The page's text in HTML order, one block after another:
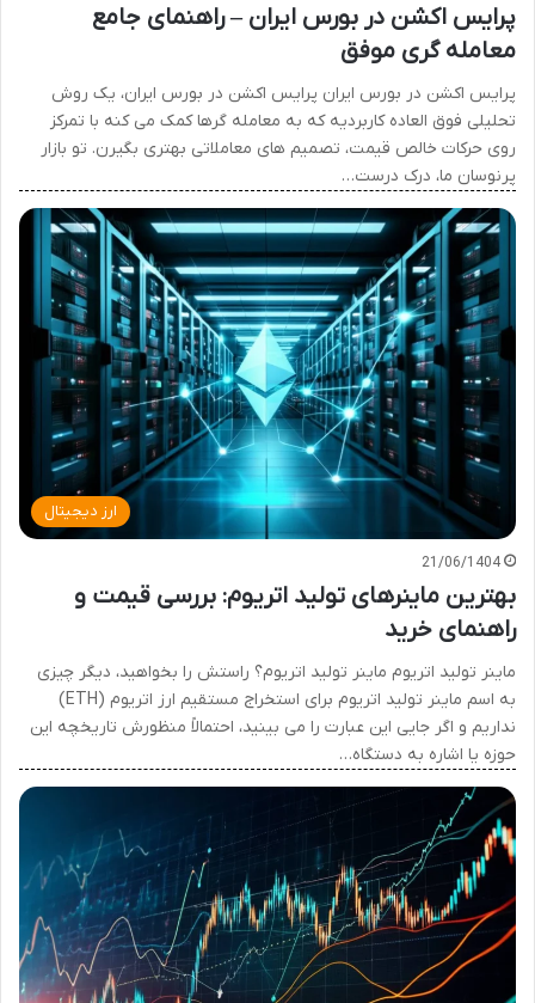
پرایس اکشن در بورس ایران – راهنمای جامع
معامله گری موفق
پرایس اکشن در بورس ایران پرایس اکشن در بورس ایران، یک روش
تحلیلی فوق العاده کاربردیه که به معامله گرها کمک می کنه با تمرکز
روی حرکات خالص قیمت، تصمیم های معاملاتی بهتری بگیرن. تو بازار
پرنوسان ما، درک درست…
ارز دیجیتال
21/06/1404
بهترین ماینرهای تولید اتریوم: بررسی قیمت و
راهنمای خرید
ماینر تولید اتریوم ماینر تولید اتریوم؟ راستش را بخواهید، دیگر چیزی
به اسم ماینر تولید اتریوم برای استخراج مستقیم ارز اتریوم (ETH)
نداریم و اگر جایی این عبارت را می بینید، احتمالاً منظورش تاریخچه این
حوزه یا اشاره به دستگاه…